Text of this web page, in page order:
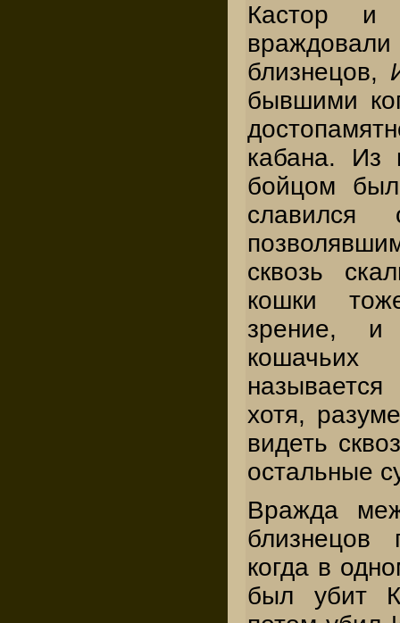
Кастор и
близнецов,
бывшими
кабана. Из
бойцом
славился
сквозь
кошки
зрение, и
хотя,
видеть
остальные
Вражда
близнецов
когда в
был убит